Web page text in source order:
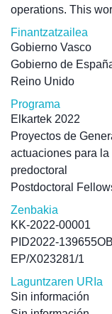
operations. This
Finantzatzailea
Gobierno Vasco
Gobierno de
Reino Unido
Programa
Elkartek 2022
Proyectos de
actuaciones para
predoctoral
Postdoctoral
Zenbakia
KK-2022-00001
PID2022-
EP/X023281/1
Laguntzaren URIa
Sin información